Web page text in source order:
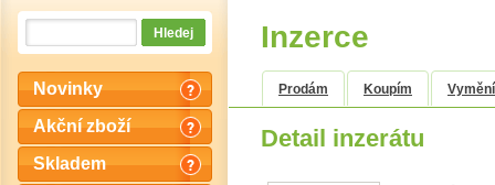
Novinky
Akční zboží
Skladem
Inzerce
Prodám Koupím
Detail inzerátu